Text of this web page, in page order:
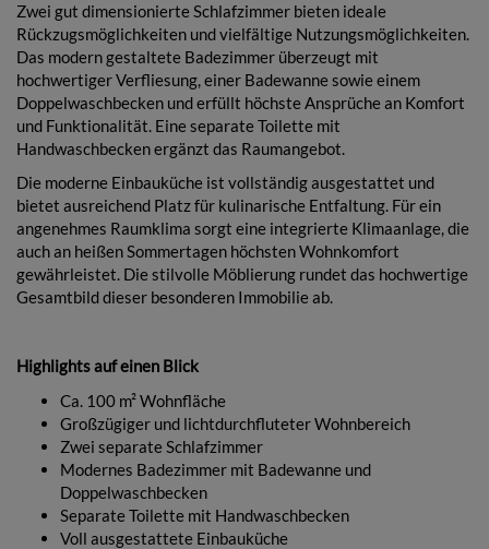
Zwei gut dimensionierte Schlafzimmer bieten ideale
Rückzugsmöglichkeiten und vielfältige Nutzungsmöglichkeiten.
Das modern gestaltete Badezimmer überzeugt mit
hochwertiger Verfliesung, einer Badewanne sowie einem
Doppelwaschbecken und erfüllt höchste Ansprüche an Komfort
und Funktionalität. Eine separate Toilette mit
Handwaschbecken ergänzt das Raumangebot.
Die moderne Einbauküche ist vollständig ausgestattet und
bietet ausreichend Platz für kulinarische Entfaltung. Für ein
angenehmes Raumklima sorgt eine integrierte Klimaanlage, die
auch an heißen Sommertagen höchsten Wohnkomfort
gewährleistet. Die stilvolle Möblierung rundet das hochwertige
Gesamtbild dieser besonderen Immobilie ab.
Highlights auf einen Blick
Ca. 100 m² Wohnfläche
Großzügiger und lichtdurchfluteter Wohnbereich
Zwei separate Schlafzimmer
Modernes Badezimmer mit Badewanne und
Doppelwaschbecken
Separate Toilette mit Handwaschbecken
Voll ausgestattete Einbauküche